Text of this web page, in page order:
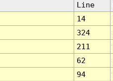
Line
14
324
211
62
94